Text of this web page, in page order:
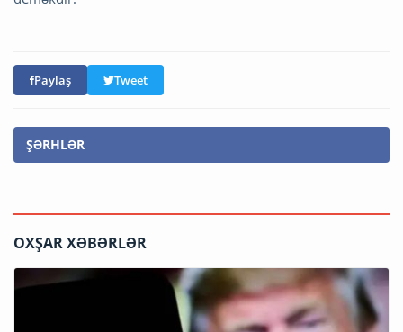
Paylaş Tweet
ŞƏRHLƏR
OXŞAR XƏBƏRLƏR